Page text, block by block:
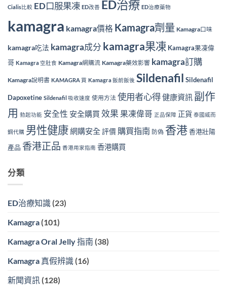
Cialis比較 ED口服果凍 ED改善 ED治療 ED治療藥物
kamagra kamagra價格 Kamagra劑量 Kamagra口味
kamagra吃法 kamagra成分 kamagra果凍 Kamagra果凍偉
哥 Kamagra 空肚食 Kamagra網購流 Kamagra藥效影響 kamagra訂購
Kamagra說明書 KAMAGRA 買 Kamagra 飯前飯後 Sildenafil Sildenafil
Dapoxetine Sildenafil 吸收速度 使用方法 使用者心得健康資訊 副作
用 勃起功能 安全性 安全購買 效果 果凍偉哥 正品保障 正貨 泰國威而
鋼代購 男性健康網購安全評價 購買指南 防偽 香港香港壯陽
產品 香港正品 香港用家指南 香港購買
分類
ED治療知識 (23)
Kamagra (101)
Kamagra Oral Jelly 指南 (38)
Kamagra 真假辨識 (16)
新聞資訊 (128)